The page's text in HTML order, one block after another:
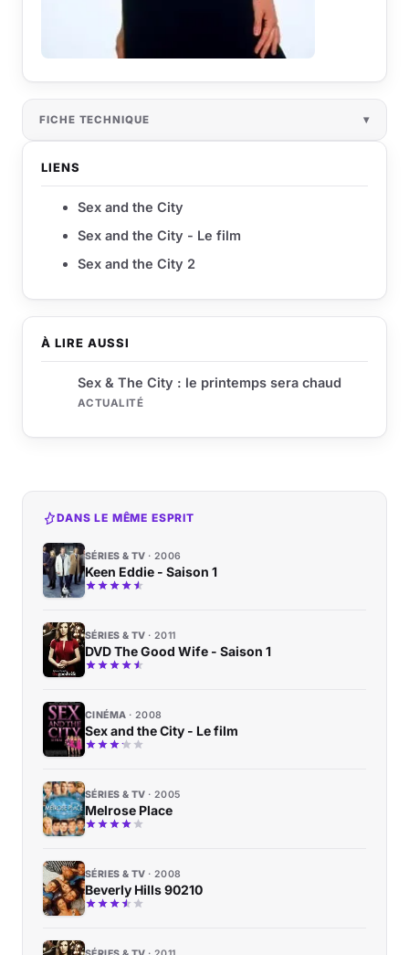
À LIRE AUSSI
Sex & The City : le printemps sera chaud
ACTUALITÉ
FICHE TECHNIQUE
LIENS
Sex and the City
Sex and the City - Le film
Sex and the City 2
DANS LE MÊME ESPRIT
SÉRIES & TV 2006
Keen Eddie - Saison 1
SÉRIES & TV 2011
DVD The Good Wife - Saison 1
CINÉMA 2008
Sex and the City - Le film
SÉRIES & TV 2005
Melrose Place
SÉRIES & TV 2008
Beverly Hills 90210